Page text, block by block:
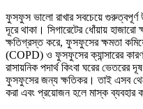
ফুসফুস ভালো রাখার সবচেয়ে
দূরে থাকা। সিগারেটের ধোঁয়ায়
ক্ষতিগ্রস্ত করে, ফুসফুসের ক্ষমতা
(COPD) ও ফুসফুসের ক্যান্সারের
রাসায়নিক পদার্থ কিংবা ঘরের ভেতরের
ফুসফুসের জন্য ক্ষতিকর। তাই এসব থেকে
করা এবং প্রয়োজন হলে মাস্ক ব্যবহার